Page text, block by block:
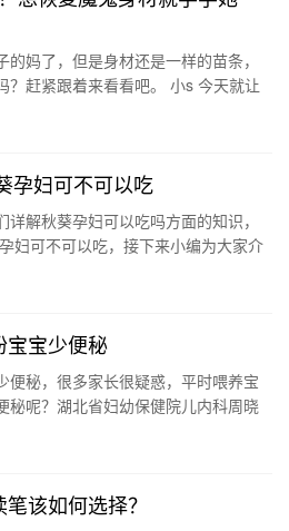
妈了，但是身材还是一样的苗条，
？赶紧跟着来看看吧。 小s 今天就让
孕妇可不可以吃
解秋葵孕妇可以吃吗方面的知识，
妇可不可以吃，接下来小编为大家介
宝宝少便秘
便秘，很多家长很疑惑，平时喂养宝
秘呢？湖北省妇幼保健院儿内科周晓
该如何选择？